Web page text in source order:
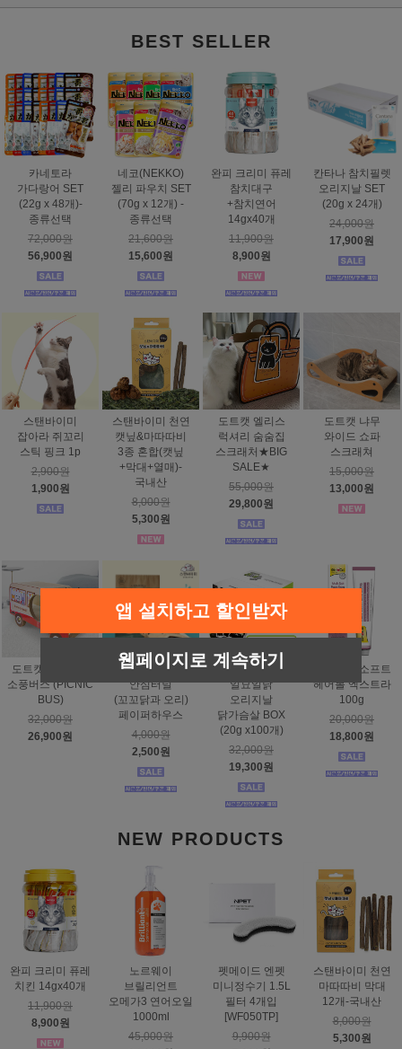
BEST SELLER
카네토라
가다랑어 SET
(22g x 48개)-
종류선택
72,000원
56,900원
네코(NEKKO)
젤리 파우치 SET
(70g x 12개) -
종류선택
21,600원
15,600원
완피 크리미 퓨레
참치대구
+참치연어
14gx40개
11,900원
8,900원
칸타나 참치필렛
오리지날 SET
(20g x 24개)
24,000원
17,900원
스탠바이미
잡아라 쥐꼬리
스틱 핑크 1p
2,900원
1,900원
스탠바이미 천연
캣닢&마따따비
3종 혼합(캣닢
+막대+열매)-
국내산
8,000원
5,300원
도트캣 엘리스
럭셔리 숨숨집
스크래처★BIG
SALE★
55,000원
29,800원
도트캣 냐무
와이드 쇼파
스크래쳐
15,000원
13,000원
도트캣 스크래처
소풍버스 (PICNIC
BUS)
32,000원
26,900원
스탠바이미
안심터널
(꼬꼬닭과 오리)
페이퍼하우스
4,000원
2,500원
태비토퍼
일묘일닭
오리지날
닭가슴살 BOX
(20g x100개)
32,000원
19,300원
짐펫 몰트소프트
헤어볼 엑스트라
100g
20,000원
18,800원
NEW PRODUCTS
완피 크리미 퓨레
치킨 14gx40개
11,900원
8,900원
노르웨이
브릴리언트
오메가3 연어오일
1000ml
45,000원
펫메이드 엔펫
미니정수기 1.5L
필터 4개입
[WF050TP]
9,900원
스탠바이미 천연
마따따비 막대
12개-국내산
8,000원
5,300원
앱 설치하고 할인받자
웹페이지로 계속하기